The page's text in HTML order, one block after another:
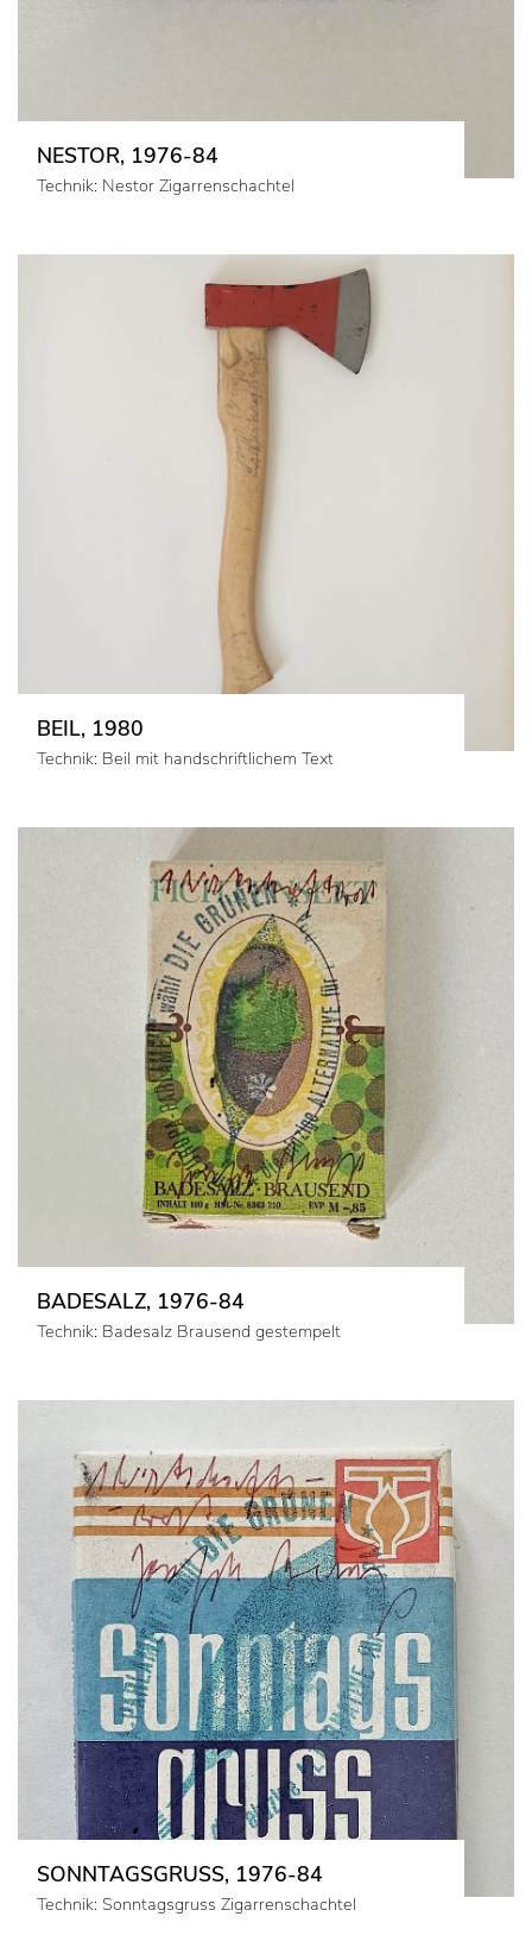
NESTOR, 1976-84
Technik: Nestor Zigarrenschachtel
BEIL, 1980
Technik: Beil mit handschriftlichem Text
BADESALZ, 1976-84
Technik: Badesalz Brausend gestempelt
SONNTAGSGRUSS, 1976-84
Technik: Sonntagsgruss Zigarrenschachtel